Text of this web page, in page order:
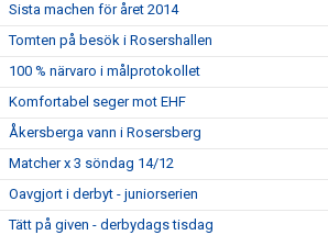
Sista machen för året 2014
Tomten på besök i Rosershallen
100 % närvaro i målprotokollet
Komfortabel seger mot EHF
Åkersberga vann i Rosersberg
Matcher x 3 söndag 14/12
Oavgjort i derbyt - juniorserien
Tätt på given - derbydags tisdag